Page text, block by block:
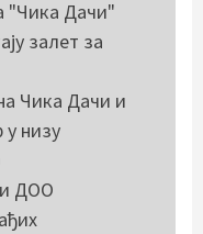
"Чика Дачи"
залет за
Чика Дачи и
у низу
ДОО